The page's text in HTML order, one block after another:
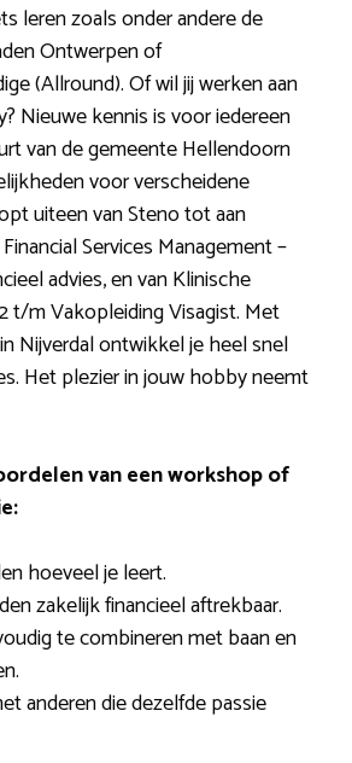
leren zoals onder andere de
Ontwerpen of
(Allround). Of wil jij werken aan
Nieuwe kennis is voor iedereen
van de gemeente Hellendoorn
voor verscheidene
uiteen van Steno tot aan
Services Management –
advies, en van Klinische
t/m Vakopleiding Visagist. Met
Nijverdal ontwikkel je heel snel
Het plezier in jouw hobby neemt
van een workshop of
hoeveel je leert.
zakelijk financieel aftrekbaar.
te combineren met baan en
anderen die dezelfde passie